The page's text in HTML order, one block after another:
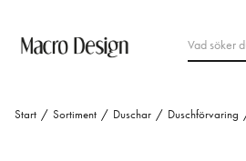
Start / Sortiment / Duschar / Duschförvaring